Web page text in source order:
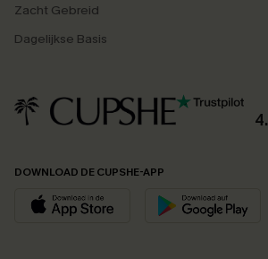
Zacht Gebreid
Dagelijkse Basis
DOWNLOAD DE CUPSHE-APP